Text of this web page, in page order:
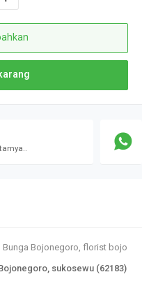
Bunga Bojonegoro, florist
sukosewu (62183)